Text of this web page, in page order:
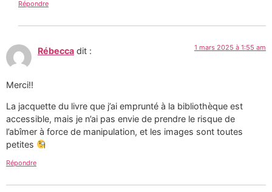
Répondre
Rébecca dit : 1 mars 2025 à 1:55 am
Merci!!
La jacquette du livre que j’ai emprunté à la bibliothèque est
accessible, mais je n’ai pas envie de prendre le risque de
l’abîmer à force de manipulation, et les images sont toutes
petites
Répondre